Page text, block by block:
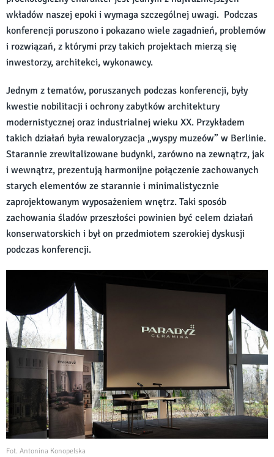
wkładów naszej epoki i wymaga szczególnej uwagi. Podczas
konferencji poruszono i pokazano wiele zagadnień, problemów
i rozwiązań, z którymi przy takich projektach mierzą się
inwestorzy, architekci, wykonawcy.
Jednym z tematów, poruszanych podczas konferencji, były
kwestie nobilitacji i ochrony zabytków architektury
modernistycznej oraz industrialnej wieku XX. Przykładem
takich działań była rewaloryzacja „wyspy muzeów” w Berlinie.
Starannie zrewitalizowane budynki, zarówno na zewnątrz, jak
i wewnątrz, prezentują harmonijne połączenie zachowanych
starych elementów ze starannie i minimalistycznie
zaprojektowanym wyposażeniem wnętrz. Taki sposób
zachowania śladów przeszłości powinien być celem działań
konserwatorskich i był on przedmiotem szerokiej dyskusji
podczas konferencji.
Fot. Antonina Konopelska